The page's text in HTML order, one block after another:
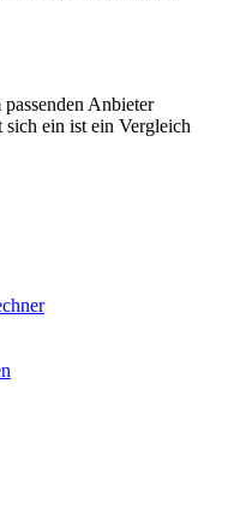
Anbieter
ein ist ein Vergleich